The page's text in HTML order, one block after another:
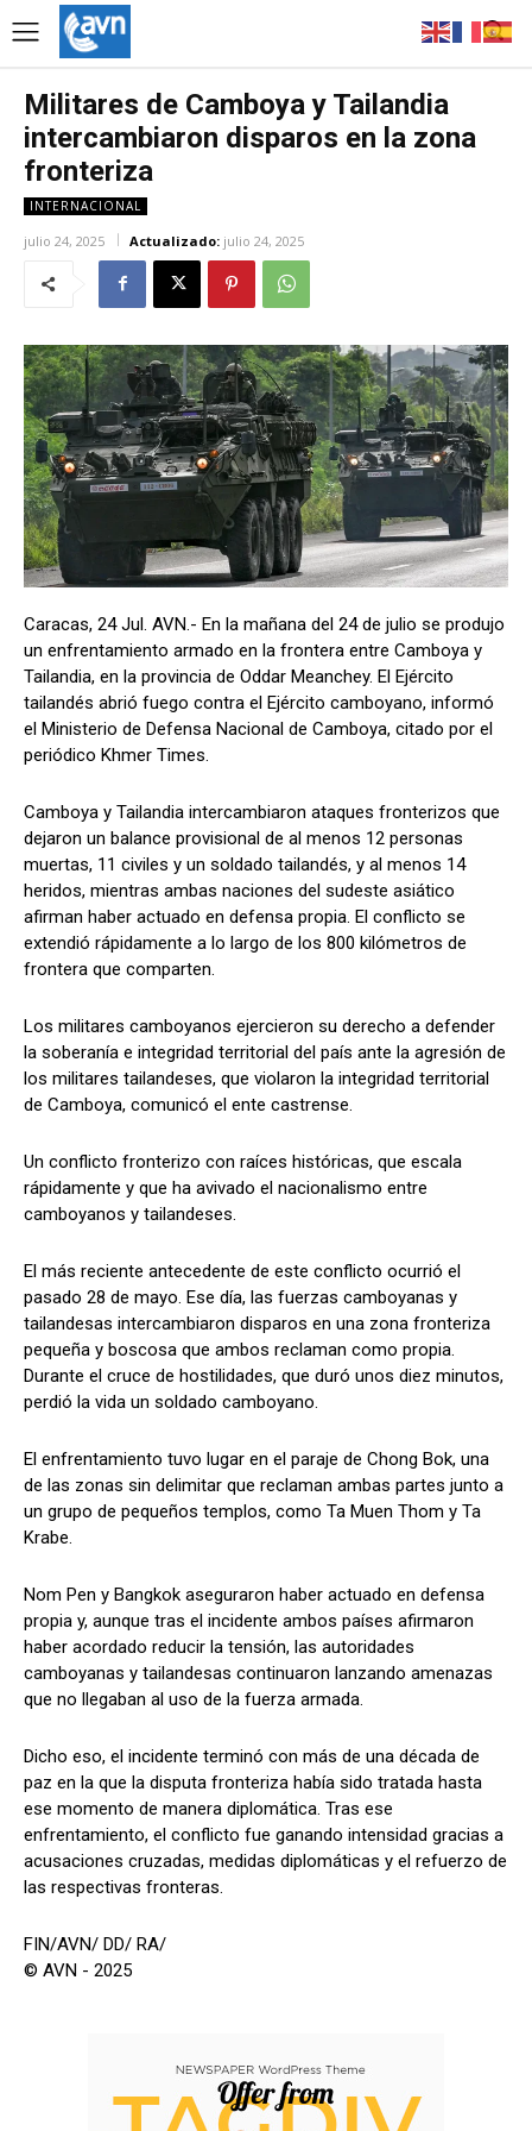
Militares de Camboya y Tailandia
intercambiaron disparos en la zona
fronteriza
INTERNACIONAL
julio 24, 2025 Actualizado: julio 24, 2025
Caracas, 24 Jul. AVN.- En la mañana del 24 de julio se produjo
un enfrentamiento armado en la frontera entre Camboya y
Tailandia, en la provincia de Oddar Meanchey. El Ejército
tailandés abrió fuego contra el Ejército camboyano, informó
el Ministerio de Defensa Nacional de Camboya, citado por el
periódico Khmer Times.
Camboya y Tailandia intercambiaron ataques fronterizos que
dejaron un balance provisional de al menos 12 personas
muertas, 11 civiles y un soldado tailandés, y al menos 14
heridos, mientras ambas naciones del sudeste asiático
afirman haber actuado en defensa propia. El conflicto se
extendió rápidamente a lo largo de los 800 kilómetros de
frontera que comparten.
Los militares camboyanos ejercieron su derecho a defender
la soberanía e integridad territorial del país ante la agresión de
los militares tailandeses, que violaron la integridad territorial
de Camboya, comunicó el ente castrense.
Un conflicto fronterizo con raíces históricas, que escala
rápidamente y que ha avivado el nacionalismo entre
camboyanos y tailandeses.
El más reciente antecedente de este conflicto ocurrió el
pasado 28 de mayo. Ese día, las fuerzas camboyanas y
tailandesas intercambiaron disparos en una zona fronteriza
pequeña y boscosa que ambos reclaman como propia.
Durante el cruce de hostilidades, que duró unos diez minutos,
perdió la vida un soldado camboyano.
El enfrentamiento tuvo lugar en el paraje de Chong Bok, una
de las zonas sin delimitar que reclaman ambas partes junto a
un grupo de pequeños templos, como Ta Muen Thom y Ta
Krabe.
Nom Pen y Bangkok aseguraron haber actuado en defensa
propia y, aunque tras el incidente ambos países afirmaron
haber acordado reducir la tensión, las autoridades
camboyanas y tailandesas continuaron lanzando amenazas
que no llegaban al uso de la fuerza armada.
Dicho eso, el incidente terminó con más de una década de
paz en la que la disputa fronteriza había sido tratada hasta
ese momento de manera diplomática. Tras ese
enfrentamiento, el conflicto fue ganando intensidad gracias a
acusaciones cruzadas, medidas diplomáticas y el refuerzo de
las respectivas fronteras.
FIN/AVN/ DD/ RA/
© AVN - 2025